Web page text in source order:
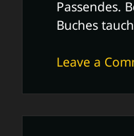
Passendes.
Buches
Leave a